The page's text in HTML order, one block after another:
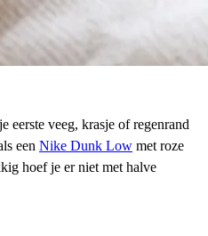
eerste veeg, krasje of regenrand
een Nike Dunk Low met roze
hoef je er niet met halve